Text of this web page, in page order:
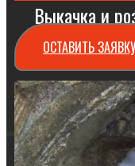
Выкачка и
ОСТАВИТЬ ЗАЯВКУ